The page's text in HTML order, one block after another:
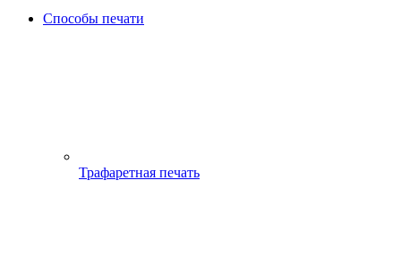
Способы печати
Трафаретная печать